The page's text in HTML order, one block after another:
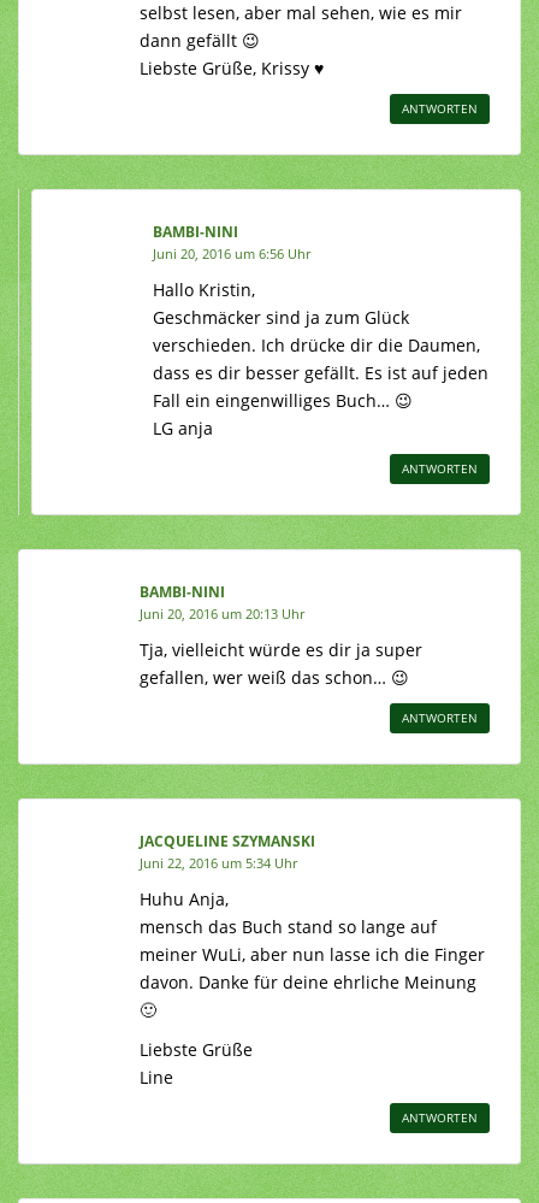
selbst lesen, aber mal sehen, wie es mir
dann gefällt 😉
Liebste Grüße, Krissy ♥
ANTWORTEN
BAMBI-NINI
Juni 20, 2016 um 6:56 Uhr
Hallo Kristin,
Geschmäcker sind ja zum Glück
verschieden. Ich drücke dir die Daumen,
dass es dir besser gefällt. Es ist auf jeden
Fall ein eingenwilliges Buch… 😉
LG anja
ANTWORTEN
BAMBI-NINI
Juni 20, 2016 um 20:13 Uhr
Tja, vielleicht würde es dir ja super
gefallen, wer weiß das schon… 😉
ANTWORTEN
JACQUELINE SZYMANSKI
Juni 22, 2016 um 5:34 Uhr
Huhu Anja,
mensch das Buch stand so lange auf
meiner WuLi, aber nun lasse ich die Finger
davon. Danke für deine ehrliche Meinung
🙂
Liebste Grüße
Line
ANTWORTEN